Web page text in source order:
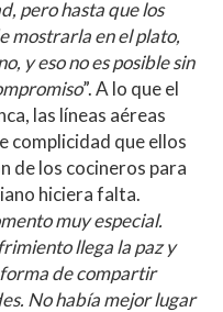
pero hasta que los
mostrarla en el plato,
y eso no es posible sin
”. A lo que el
las líneas aéreas
complicidad que ellos
de los cocineros para
hiciera falta.
muy especial.
llega la paz y
de compartir
No había mejor lugar